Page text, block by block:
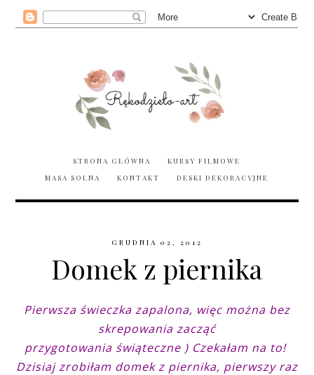
STRONA GŁÓWNA
KURSY FILMOWE
MASA SOLNA
KONTAKT DESKI DEKORACYJNE
GRUDNIA 02, 2012
Domek z piernika
Pierwsza świeczka zapalona, więc można bez
skrepowania zacząć
przygotowania świąteczne ) Czekałam na to!
Dzisiaj zrobiłam domek z piernika, pierwszy raz